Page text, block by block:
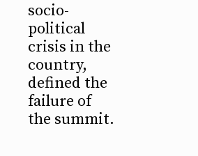
socio-
political
crisis in the
country,
defined the
failure of
the summit.